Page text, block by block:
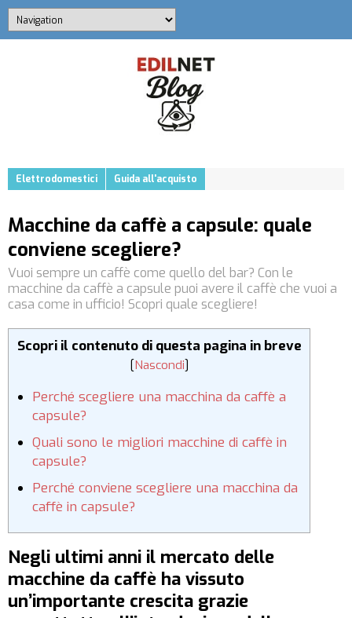
Elettrodomestici Guida all'acquisto
Macchine da caffè a capsule: quale
conviene scegliere?
Vuoi sempre un caffè come quello del bar? Con le
macchine da caffè a capsule puoi avere il caffè che vuoi a
casa come in ufficio! Scopri quale scegliere!
Scopri il contenuto di questa pagina in breve
[Nascondi]
Perché scegliere una macchina da caffè a
capsule?
Quali sono le migliori macchine di caffè in
capsule?
Perché conviene scegliere una macchina da
caffè in capsule?
Negli ultimi anni il mercato delle
macchine da caffè ha vissuto
un’importante crescita grazie